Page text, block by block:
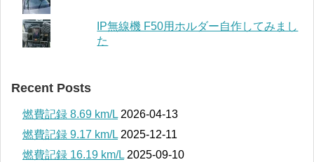
IP無線機 F50用ホルダー自作してみまし
た
Recent Posts
燃費記録 8.69 km/L 2026-04-13
燃費記録 9.17 km/L 2025-12-11
燃費記録 16.19 km/L 2025-09-10